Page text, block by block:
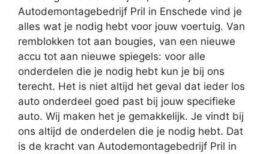
Autodemontagebedrijf Pril in Enschede vind je
alles wat je nodig hebt voor jouw voertuig. Van
remblokken tot aan bougies, van een nieuwe
accu tot aan nieuwe spiegels: voor alle
onderdelen die je nodig hebt kun je bij ons
terecht. Het is niet altijd het geval dat ieder los
auto onderdeel goed past bij jouw specifieke
auto. Wij maken het je gemakkelijk. Je vindt bij
ons altijd de onderdelen die je nodig hebt. Dat
is de kracht van Autodemontagebedrijf Pril in